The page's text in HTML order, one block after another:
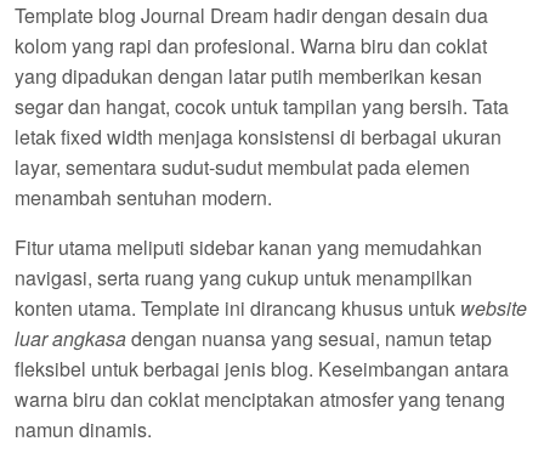
Template blog Journal Dream hadir dengan desain dua
kolom yang rapi dan profesional. Warna biru dan coklat
yang dipadukan dengan latar putih memberikan kesan
segar dan hangat, cocok untuk tampilan yang bersih. Tata
letak fixed width menjaga konsistensi di berbagai ukuran
layar, sementara sudut-sudut membulat pada elemen
menambah sentuhan modern.
Fitur utama meliputi sidebar kanan yang memudahkan
navigasi, serta ruang yang cukup untuk menampilkan
konten utama. Template ini dirancang khusus untuk website
luar angkasadengan nuansa yang sesuai, namun tetap
fleksibel untuk berbagai jenis blog. Keseimbangan antara
warna biru dan coklat menciptakan atmosfer yang tenang
namun dinamis.